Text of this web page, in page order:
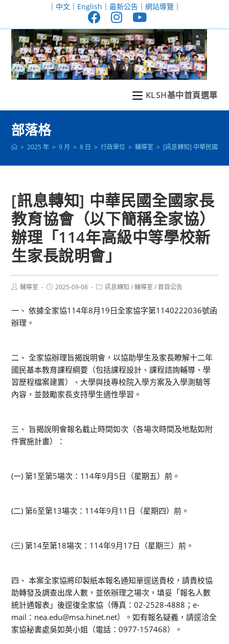
至
｜ 中文｜ English ｜ 最新公告｜ 網站導覽｜
KLSH基中首頁選單
部落格
> 2025 年 > 9 月 > 8 日 > 行政單位 > 輔導室 > [訊息轉知] 中華民國全
[訊息轉知] 中華民國全國家長
教育協會（以下簡稱全家協）
辦理「114年高級中等學校新
生家長說明會」
Post輔導室
Post2025-09-08
Post訊息轉知 / 輔導室 / 首頁公告
一、 依據全家協114年8月19日全家協字第1140222036號函
辦理。
二、 全家協辦理旨揭說明會，以協助學生及家長瞭解十二年
國民基本教育課程綱要（包括課程設計、課程諮詢輔導、學
習歷程檔案建置）、大學與技專校院入學方案及入學測驗等
內容，並鼓勵家長支持學生適性學習。
三、 旨揭說明會報名截止時間如次（各場次時間及地點如附
件實施計畫）：
(一) 第1至第5場次：114年9月5日（星期五）前。
(二) 第6至第13場次：114年9月11日（星期四）前。
(三) 第14至第18場次：114年9月17日（星期三）前。
四、 本案全家協將印製紙本報名通知單逕送貴校，請貴校協
助轉發及調查出席人數，並依辦理之場次，填妥「報名人數
統計通報表」後逕復全家協（傳真：02-2528-4888；e-
mail：nea.edu@msa.hinet.net）。如有報名疑義，請逕洽全
家協秘書處吳如英小姐（電話：0977-157468）。